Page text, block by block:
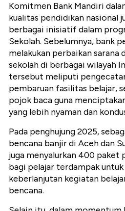
Komitmen Bank Mandiri
kualitas pendidikan nasional
berbagai inisiatif dalam
Sekolah. Sebelumnya, bank
melakukan perbaikan sarana
sekolah di berbagai wilayah
tersebut meliputi
pembaruan fasilitas belajar,
pojok baca guna
yang lebih nyaman dan
Pada penghujung 2025,
bencana banjir di Aceh dan
juga menyalurkan 400 paket
bagi pelajar terdampak
keberlanjutan kegiatan
bencana.